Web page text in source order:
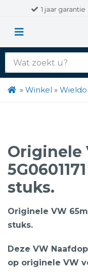
1 jaar garantie
Zoek
naar:
» Winkel »
Originele
stuks.
Originele VW
stuks.
Deze VW
op originele VW